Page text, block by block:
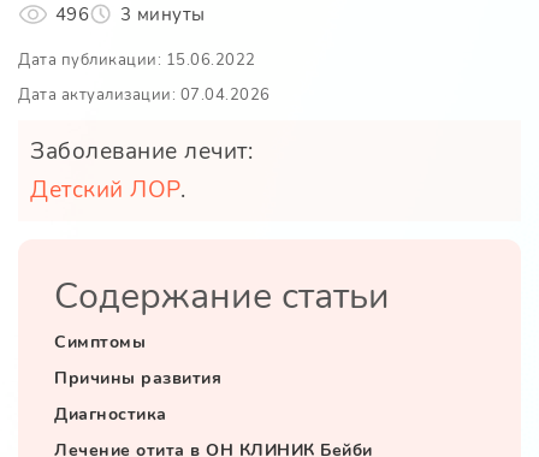
496 3 минуты
Дата публикации: 15.06.2022
Дата актуализации: 07.04.2026
Заболевание лечит:
Детский ЛОР.
Содержание статьи
Симптомы
Причины развития
Диагностика
Лечение отита в ОН КЛИНИК Бейби